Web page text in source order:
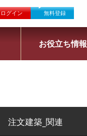
ログイン 無料登録
お役立ち情報
注文建築_関連